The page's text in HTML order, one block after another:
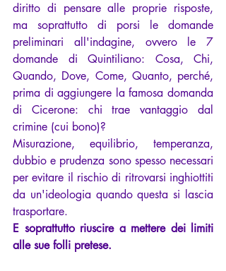
diritto di pensare alle proprie risposte,
ma soprattutto di porsi le domande
preliminari all'indagine, ovvero le 7
domande di Quintiliano: Cosa, Chi,
Quando, Dove, Come, Quanto, perché,
prima di aggiungere la famosa domanda
di Cicerone: chi trae vantaggio dal
crimine (cui bono)?
Misurazione, equilibrio, temperanza,
dubbio e prudenza sono spesso necessari
per evitare il rischio di ritrovarsi inghiottiti
da un'ideologia quando questa si lascia
trasportare.
E soprattutto riuscire a mettere dei limiti
alle sue folli pretese.